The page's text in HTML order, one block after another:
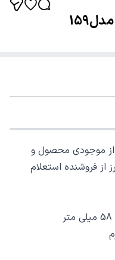
از موجودی محصول و
فروشنده استعلام